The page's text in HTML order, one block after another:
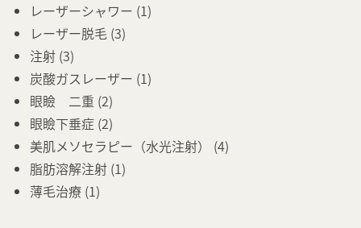
レーザーシャワー (1)
レーザー脱毛 (3)
注射 (3)
炭酸ガスレーザー (1)
眼瞼 二重 (2)
眼瞼下垂症 (2)
美肌メソセラピー（水光注射）
(4)
脂肪溶解注射 (1)
薄毛治療 (1)